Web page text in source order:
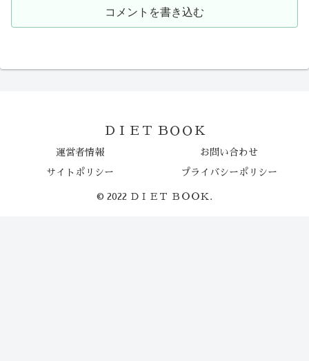
コメントを書き込む
ＤＩＥＴ ＢＯＯＫ
運営者情報 お問い合わせ
サイトポリシー プライバシーポリシー
© 2022 ＤＩＥＴ ＢＯＯＫ.